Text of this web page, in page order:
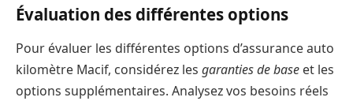
Évaluation des différentes options
Pour évaluer les différentes options d’assurance auto
kilomètre Macif, considérez les garanties de base et les
options supplémentaires. Analysez vos besoins réels